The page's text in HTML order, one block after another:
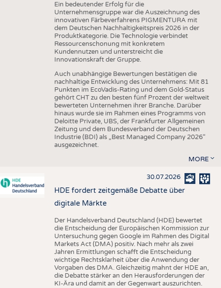
Ein bedeutender Erfolg für die
Unternehmensgruppe war die Auszeichnung des
innovativen Färbeverfahrens PIGMENTURA mit
dem Deutschen Nachhaltigkeitspreis 2026 in der
Produktkategorie. Die Technologie verbindet
Ressourcenschonung mit konkretem
Kundennutzen und unterstreicht die
Innovationskraft der Gruppe.
Auch unabhängige Bewertungen bestätigen die
nachhaltige Entwicklung des Unternehmens: Mit 81
Punkten im EcoVadis-Rating und dem Gold-Status
gehört CHT zu den besten fünf Prozent der weltweit
bewerteten Unternehmen ihrer Branche. Darüber
hinaus wurde sie im Rahmen eines Programms von
Deloitte Private, UBS, der Frankfurter Allgemeinen
Zeitung und dem Bundesverband der Deutschen
Industrie (BDI) als „Best Managed Company 2026“
ausgezeichnet.
MORE
30.07.2026
HDE fordert zeitgemäße Debatte über
digitale Märkte
Der Handelsverband Deutschland (HDE) bewertet
die Entscheidung der Europäischen Kommission zur
Untersuchung gegen Google im Rahmen des Digital
Markets Act (DMA) positiv. Nach mehr als zwei
Jahren Ermittlungen schafft die Entscheidung
wichtige Rechtsklarheit über die Anwendung der
Vorgaben des DMA. Gleichzeitig mahnt der HDE an,
die Debatte stärker an den Herausforderungen der
KI-Ära und damit an der Gegenwart auszurichten.